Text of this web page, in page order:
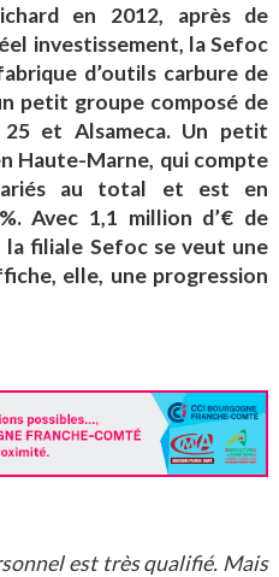
en 2012, après de
investissement, la Sefoc
d’outils carbure de
petit groupe composé de
et Alsameca. Un petit
Haute-Marne, qui compte
au total et est en
Avec 1,1 million d’€ de
filiale Sefoc se veut une
elle, une progression
est très qualifié. Mais